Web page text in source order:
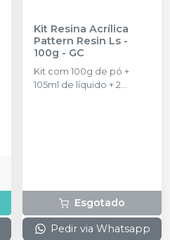
Kit Resina Acrílica
Pattern Resin Ls -
100g - GC
Kit com 100g de pó +
105ml de líquido + 2
Esgotado
Pedir via Whatsapp